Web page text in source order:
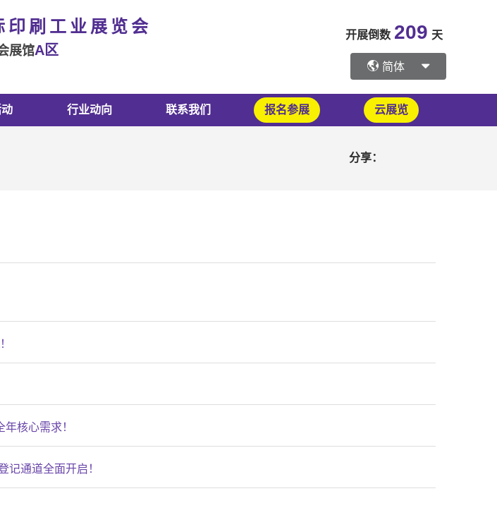
印刷工业展览会
展馆A区
开展倒数 209 天
简体
行业动向 联系我们 报名参展 云展览
分享：
核心需求！
记通道全面开启！